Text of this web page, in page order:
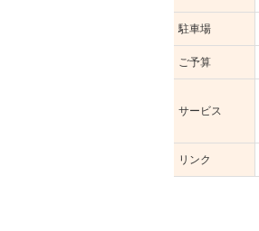
駐車場
ご予算
サービス
リンク